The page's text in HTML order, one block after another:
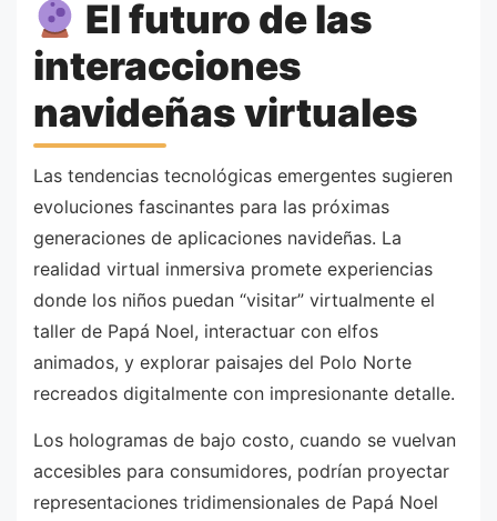
El futuro de las
interacciones
navideñas virtuales
Las tendencias tecnológicas emergentes sugieren
evoluciones fascinantes para las próximas
generaciones de aplicaciones navideñas. La
realidad virtual inmersiva promete experiencias
donde los niños puedan “visitar” virtualmente el
taller de Papá Noel, interactuar con elfos
animados, y explorar paisajes del Polo Norte
recreados digitalmente con impresionante detalle.
Los hologramas de bajo costo, cuando se vuelvan
accesibles para consumidores, podrían proyectar
representaciones tridimensionales de Papá Noel